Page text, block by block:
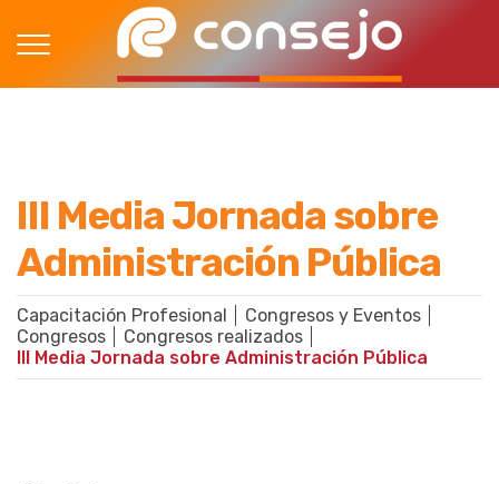
III Media Jornada sobre
Administración Pública
Capacitación Profesional
Congresos y Eventos
Congresos
Congresos realizados
III Media Jornada sobre Administración Pública